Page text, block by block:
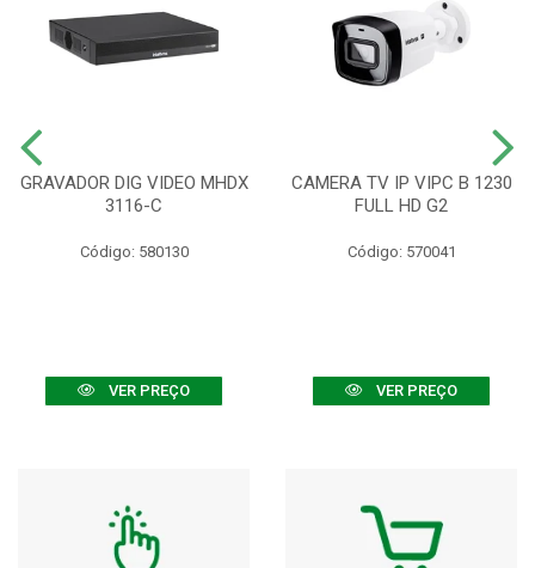
GRAVADOR DIG VIDEO MHDX
3116-C
Código: 580130
VER PREÇO
CAMERA TV IP VIPC B 1230
FULL HD G2
Código: 570041
VER PREÇO